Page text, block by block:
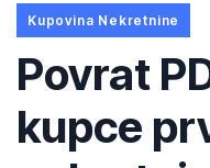
Kupovina Nekretnine
Povrat
kupce